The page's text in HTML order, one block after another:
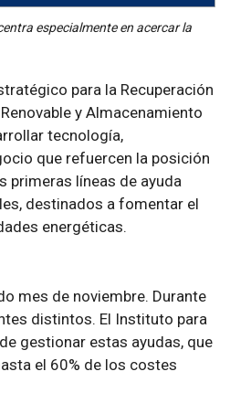
especialmente en acercar la
para la Recuperación
y Almacenamiento
tecnología,
que refuercen la posición
primeras líneas de ayuda
destinados a fomentar el
energéticas.
mes de noviembre. Durante
distintos. El Instituto para
gestionar estas ayudas, que
el 60% de los costes